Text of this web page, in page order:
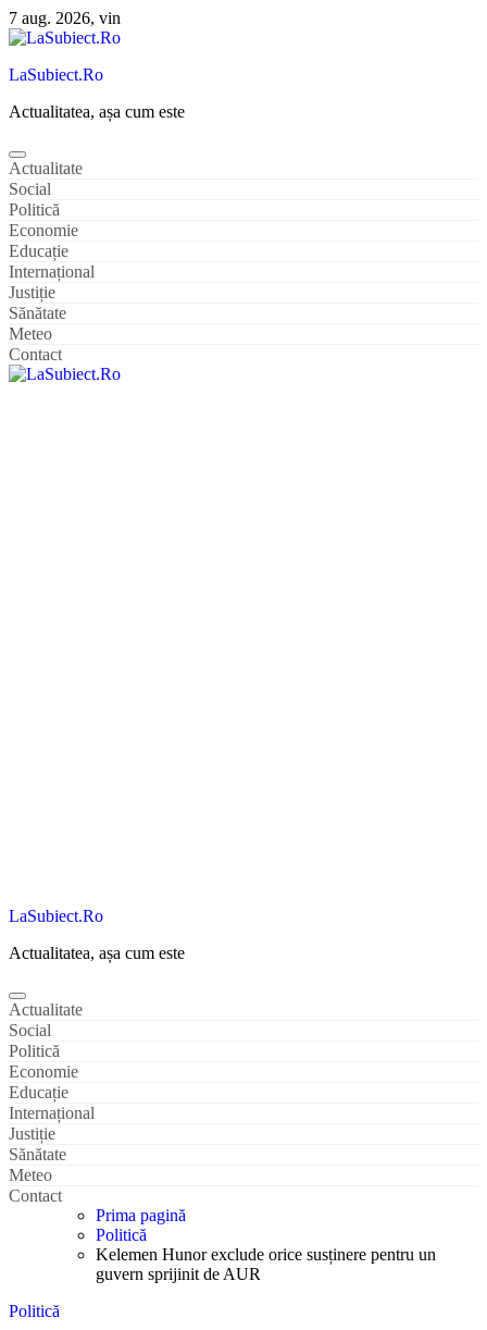
Sari
la
7 aug. 2026, vin
LaSubiect.Ro
Actualitatea, așa cum este
Actualitate
Social
Politică
Economie
Educație
Internațional
Justiție
Sănătate
Meteo
Contact
LaSubiect.Ro
Actualitatea, așa cum este
Actualitate
Social
Politică
Economie
Educație
Internațional
Justiție
Sănătate
Meteo
Contact
Prima pagină
Politică
Kelemen Hunor exclude orice susținere pentru un
guvern sprijinit de AUR
Politică